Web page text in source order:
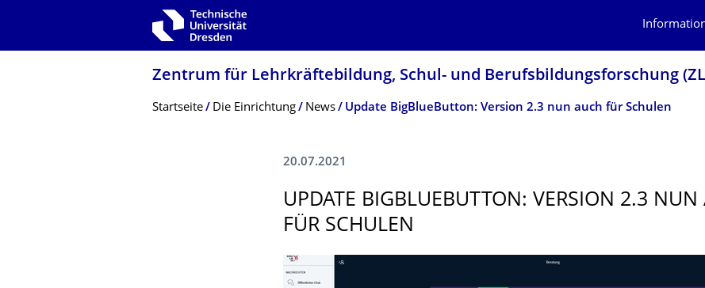
Zur Hauptnavigation springen
Zentrum für Lehrkräftebildung, Schul- und Berufsbildungsfor­schung
Breadcrumb-Menü
Startseite Die Einrichtung News Update BigBlueButton: Version 2.3 nun auch für Schulen
20.07.2021
UPDATE BIGBLUEBUTTON: VERSION 2.3 NUN
FÜR SCHULEN